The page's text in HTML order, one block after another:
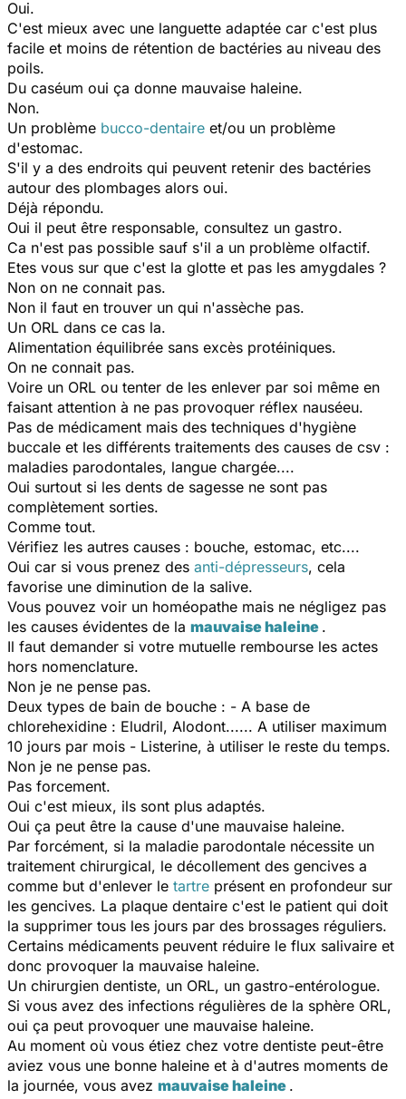
Oui.
C'est mieux avec une languette adaptée car c'est plus
facile et moins de rétention de bactéries au niveau des
poils.
Du caséum oui ça donne mauvaise haleine.
Non.
Un problème bucco-dentaire et/ou un problème
d'estomac.
S'il y a des endroits qui peuvent retenir des bactéries
autour des plombages alors oui.
Déjà répondu.
Oui il peut être responsable, consultez un gastro.
Ca n'est pas possible sauf s'il a un problème olfactif.
Etes vous sur que c'est la glotte et pas les amygdales ?
Non on ne connait pas.
Non il faut en trouver un qui n'assèche pas.
Un ORL dans ce cas la.
Alimentation équilibrée sans excès protéiniques.
On ne connait pas.
Voire un ORL ou tenter de les enlever par soi même en
faisant attention à ne pas provoquer réflex nauséeu.
Pas de médicament mais des techniques d'hygiène
buccale et les différents traitements des causes de csv :
maladies parodontales, langue chargée....
Oui surtout si les dents de sagesse ne sont pas
complètement sorties.
Comme tout.
Vérifiez les autres causes : bouche, estomac, etc....
Oui car si vous prenez des anti-dépresseurs, cela
favorise une diminution de la salive.
Vous pouvez voir un homéopathe mais ne négligez pas
les causes évidentes de la mauvaise haleine .
Il faut demander si votre mutuelle rembourse les actes
hors nomenclature.
Non je ne pense pas.
Deux types de bain de bouche : - A base de
chlorehexidine : Eludril, Alodont...... A utiliser maximum
10 jours par mois - Listerine, à utiliser le reste du temps.
Non je ne pense pas.
Pas forcement.
Oui c'est mieux, ils sont plus adaptés.
Oui ça peut être la cause d'une mauvaise haleine.
Par forcément, si la maladie parodontale nécessite un
traitement chirurgical, le décollement des gencives a
comme but d'enlever le tartre présent en profondeur sur
les gencives. La plaque dentaire c'est le patient qui doit
la supprimer tous les jours par des brossages réguliers.
Certains médicaments peuvent réduire le flux salivaire et
donc provoquer la mauvaise haleine.
Un chirurgien dentiste, un ORL, un gastro-entérologue.
Si vous avez des infections régulières de la sphère ORL,
oui ça peut provoquer une mauvaise haleine.
Au moment où vous étiez chez votre dentiste peut-être
aviez vous une bonne haleine et à d'autres moments de
la journée, vous avez mauvaise haleine .